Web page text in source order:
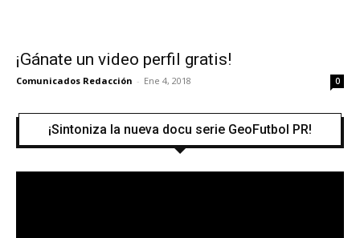
¡Gánate un video perfil gratis!
Comunicados Redacción - Ene 4, 2018 0
¡Sintoniza la nueva docu serie GeoFutbol PR!